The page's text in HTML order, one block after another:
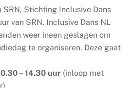
SRN, Stichting Inclusive Dans
van SRN, Inclusive Dans NL
weer ineen geslagen om
te organiseren. Deze gaat
– 14.30 uur (inloop met